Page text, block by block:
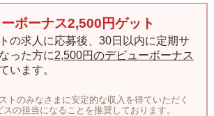
ボーナス2,500円ゲット
の求人に応募後、30日以内に定期サ
った方に2,500円のデビューボーナス
います。
トのみなさまに安定的な収入を得ていただく
の担当になることを推奨しております。